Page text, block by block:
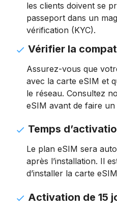
les clients doivent se
passeport dans un
vérification (KYC).
Vérifier la
Assurez-vous que
avec la carte eSIM et
le réseau. Consultez
eSIM avant de faire un
Temps
Le plan eSIM sera
après l’installation. Il
d’installer la carte
Activation de 15